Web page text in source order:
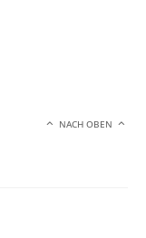
NACH OBEN